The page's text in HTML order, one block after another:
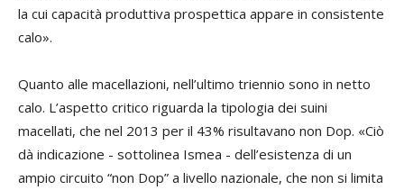
la cui capacità produttiva prospettica appare in consistente
calo».
Quanto alle macellazioni, nell’ultimo triennio sono in netto
calo. L’aspetto critico riguarda la tipologia dei suini
macellati, che nel 2013 per il 43% risultavano non Dop. «Ciò
dà indicazione - sottolinea Ismea - dell’esistenza di un
ampio circuito “non Dop” a livello nazionale, che non si limita